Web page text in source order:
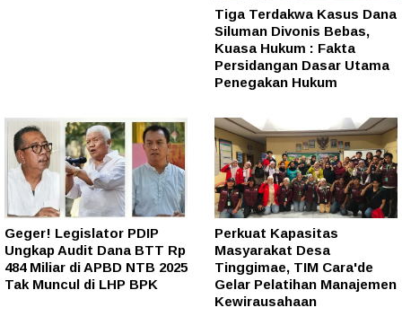
Tiga Terdakwa Kasus Dana
Siluman Divonis Bebas,
Kuasa Hukum : Fakta
Persidangan Dasar Utama
Penegakan Hukum
Geger! Legislator PDIP
Ungkap Audit Dana BTT Rp
484 Miliar di APBD NTB 2025
Tak Muncul di LHP BPK
Perkuat Kapasitas
Masyarakat Desa
Tinggimae, TIM Cara'de
Gelar Pelatihan Manajemen
Kewirausahaan